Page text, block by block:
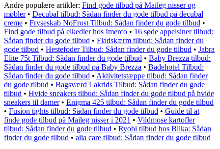
Andre populære artikler: Find gode tilbud på Maileg nisser og
møbler• Decubal tilbud: Sådan finder du gode tilbud på decubal
creme • Fryseskab NoFrost Tilbud: Sådan finder du gode tilbud •
Find gode tilbud på elkedler hos Imerco • 16 søde appelsiner tilbud:
Sådan finder du gode tilbud • Fladskærm tilbud: Sådan finder du
gode tilbud • Hestefoder Tilbud: Sådan finder du gode tilbud • Jabra
Elite 75t Tilbud: Sådan finder du gode tilbud • Baby Brezza tilbud:
Sådan finder du gode tilbud på Baby Brezza • Badehotel Tilbud:
Sådan finder du gode tilbud • Aktivitetstæppe tilbud: Sådan finder
du gode tilbud • Bagsværd Lakrids Tilbud: Sådan finder du gode
tilbud • Hvide sneakers tilbud: Sådan finder du gode tilbud på hvide
sneakers til damer• Enigma 425 tilbud: Sådan finder du gode tilbud
• Fusion tights tilbud: Sådan finder du gode tilbud • Guide til at
finde gode tilbud på Maileg nisser i 2021 • Vildmose kartofler
tilbud: Sådan finder du gode tilbud • Ryobi tilbud hos Bilka: Sådan
finder du gode tilbud • aiia care tilbud: Sådan finder du gode tilbud